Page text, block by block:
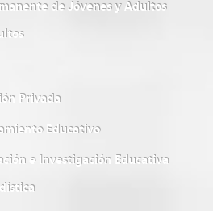
de Jóvenes y Adultos
Privada
Educativo
e Investigación Educativa